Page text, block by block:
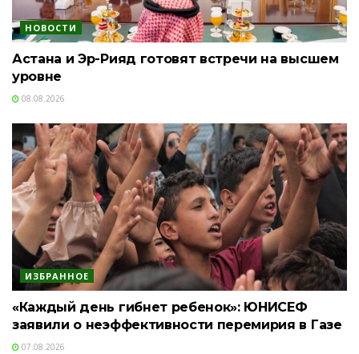
НОВОСТИ
Астана и Эр-Рияд готовят встречи на высшем
уровне
08.08.2026
ИЗБРАННОЕ
«Каждый день гибнет ребенок»: ЮНИСЕФ
заявили о неэффективности перемирия в Газе
07.08.2026